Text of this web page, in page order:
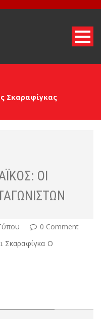
Σκαραφίγκας
ΟΙ
0 Comment
Σκαραφίγκα Ο